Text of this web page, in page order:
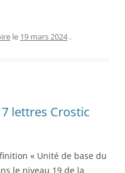
le 19 mars 2024 .
lettres Crostic
« Unité de base du
le niveau 19 de la